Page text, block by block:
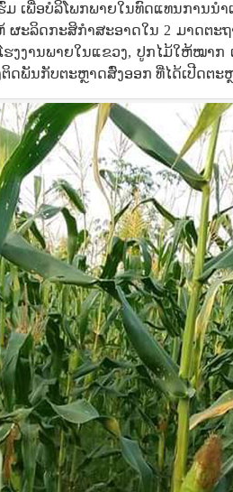
ເພື່ອບໍລິໂພກພາຍໃນທົດແທນການນໍາເ
ຜະລິດກະສິກຳສະອາດໃນ 2 ມາດຕ
ງງານພາຍໃນແຂວງ, ປູກໄມ້ໃຫ້ໝາກ
ດພັນກັບຕະຫຼາດສົ່ງອອກ ທີ່ໄດ້ເປີດຕະ